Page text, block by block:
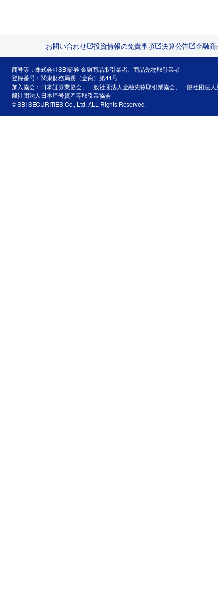
お問い合わせ 投資情報の免責事項 決算公告 金融
商号等：株式会社SBI証券 金融商品取引業者、商品先物取引業者
登録番号：関東財務局長（金商）第44号
加入協会：日本証券業協会、一般社団法人金融先物取引業協会、一般社団法
般社団法人日本暗号資産等取引業協会
© SBI SECURITIES Co., Ltd. ALL Rights Reserved.